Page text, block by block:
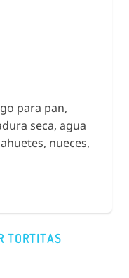
para pan,
seca, agua
nueces,
TORTITAS